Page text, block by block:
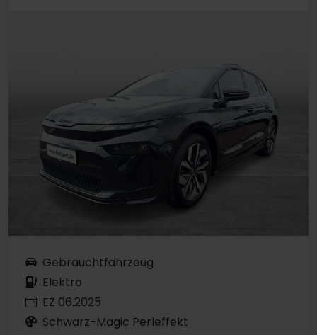
Gebrauchtfahrzeug
Elektro
EZ 06.2025
Schwarz-Magic Perleffekt